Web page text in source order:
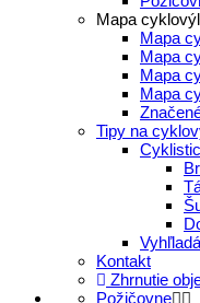
Mapa
Mapa
Mapa
Mapa
Mapa
Tipy na
Kontakt
Zhrnutie
Požičovne